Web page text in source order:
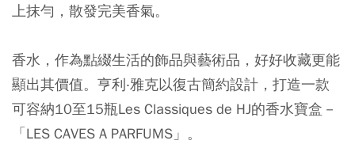
上抹勻，散發完美香氣。
香水，作為點綴生活的飾品與藝術品，好好收藏更能
顯出其價值。亨利‧雅克以復古簡約設計，打造一款
可容納10至15瓶Les Classiques de HJ的香水寶盒－
「LES CAVES A PARFUMS」。